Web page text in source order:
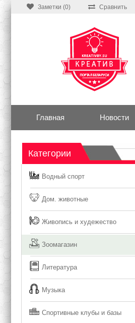
Заметки (0) Сравнить
Главная Новости
Категории
Водный спорт
Дом. животные
Живопись и худежество
Зоомагазин
Литература
Музыка
Спортивные клубы и базы